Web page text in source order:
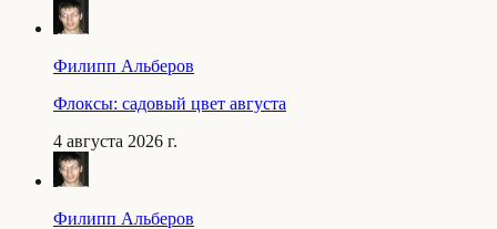
Филипп Альберов
Флоксы: садовый цвет августа
4 августа 2026 г.
Филипп Альберов